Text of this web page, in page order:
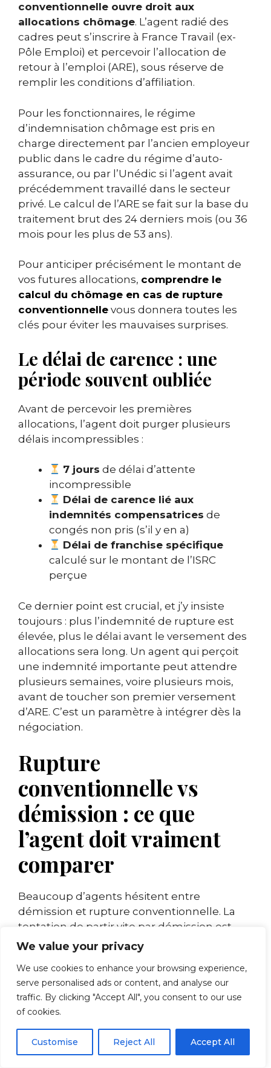
We value your privacy
We use cookies to enhance your browsing experience,
serve personalised ads or content, and analyse our
traffic. By clicking "Accept All", you consent to our use
of cookies.
Customise Reject All Accept All
conventionnelle ouvre droit aux
allocations chômage. L’agent radié des
cadres peut s’inscrire à France Travail (ex-
Pôle Emploi) et percevoir l’allocation de
retour à l’emploi (ARE), sous réserve de
remplir les conditions d’affiliation.
Pour les fonctionnaires, le régime
d’indemnisation chômage est pris en
charge directement par l’ancien employeur
public dans le cadre du régime d’auto-
assurance, ou par l’Unédic si l’agent avait
précédemment travaillé dans le secteur
privé. Le calcul de l’ARE se fait sur la base du
traitement brut des 24 derniers mois (ou 36
mois pour les plus de 53 ans).
Pour anticiper précisément le montant de
vos futures allocations, comprendre le
calcul du chômage en cas de rupture
conventionnelle vous donnera toutes les
clés pour éviter les mauvaises surprises.
Le délai de carence : une
période souvent oubliée
Avant de percevoir les premières
allocations, l’agent doit purger plusieurs
délais incompressibles :
7 jours de délai d’attente
incompressible
Délai de carence lié aux
indemnités compensatrices de
congés non pris (s’il y en a)
Délai de franchise spécifique
calculé sur le montant de l’ISRC
perçue
Ce dernier point est crucial, et j’y insiste
toujours : plus l’indemnité de rupture est
élevée, plus le délai avant le versement des
allocations sera long. Un agent qui perçoit
une indemnité importante peut attendre
plusieurs semaines, voire plusieurs mois,
avant de toucher son premier versement
d’ARE. C’est un paramètre à intégrer dès la
négociation.
Rupture
conventionnelle vs
démission : ce que
l’agent doit vraiment
comparer
Beaucoup d’agents hésitent entre
démission et rupture conventionnelle. La
tentation de partir vite par démission est
réelle — mais les conséquences financières
comparaison objective des deux options.
Critère
Aucune ISRC